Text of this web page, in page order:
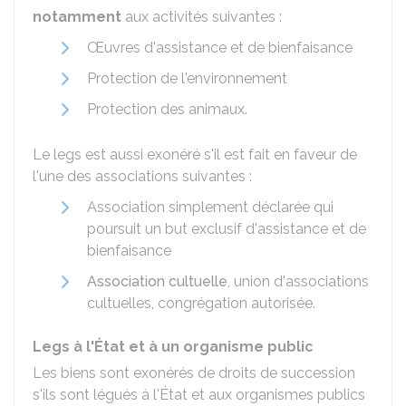
notamment aux activités suivantes :
Œuvres d'assistance et de bienfaisance
Protection de l'environnement
Protection des animaux.
Le legs est aussi exonéré s'il est fait en faveur de
l'une des associations suivantes :
Association simplement déclarée qui
poursuit un but exclusif d'assistance et de
bienfaisance
Association cultuelle, union d'associations
cultuelles, congrégation autorisée.
Legs à l'État et à un organisme public
Les biens sont exonérés de droits de succession
s'ils sont légués à l'État et aux organismes publics